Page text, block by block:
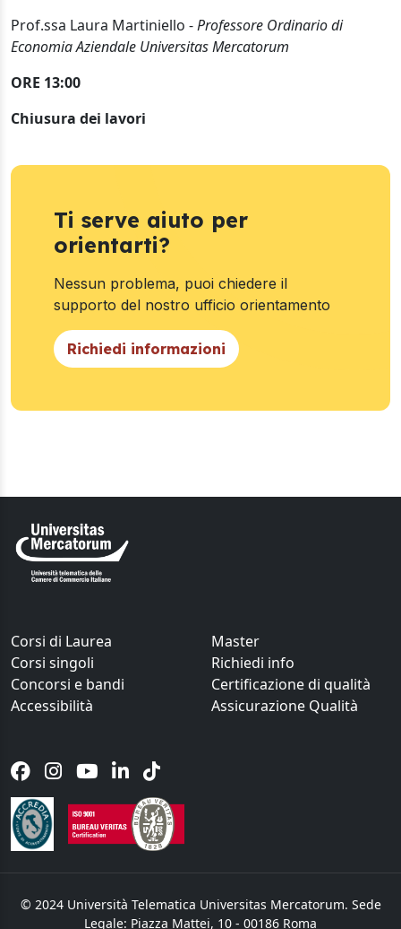
Prof.ssa Laura Martiniello -Professore Ordinario di
Economia Aziendale Universitas Mercatorum
ORE 13:00
Chiusura dei lavori
Ti serve aiuto per
orientarti?
Nessun problema, puoi chiedere il
supporto del nostro ufficio orientamento
Richiedi informazioni
Corsi di Laurea
Master
Corsi singoli
Richiedi info
Concorsi e bandi
Certificazione di qualità
Accessibilità
Assicurazione Qualità
© 2024 Università Telematica Universitas Mercatorum. Sede
Legale: Piazza Mattei, 10 - 00186 Roma